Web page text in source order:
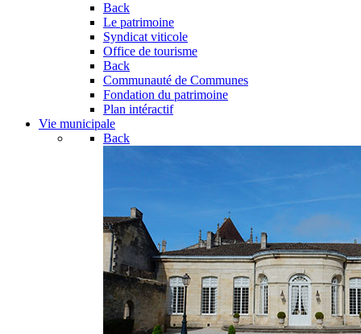
Back
Le patrimoine
Syndicat viticole
Office de tourisme
Back
Communauté de Communes
Fondation du patrimoine
Plan intéractif
Vie municipale
Back